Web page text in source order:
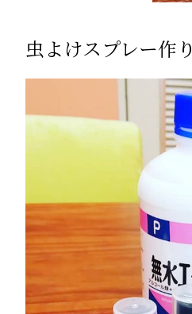
虫よけスプレー作り